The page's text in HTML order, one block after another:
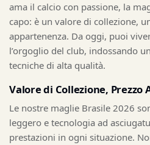
ama il calcio con passione, la
capo: è un valore di collezione,
appartenenza. Da oggi, puoi
l’orgoglio del club, indossando
tecniche di alta qualità.
Valore di Collezione, Prezzo
Le nostre maglie Brasile 2026
leggero e tecnologia ad
prestazioni in ogni situazione.